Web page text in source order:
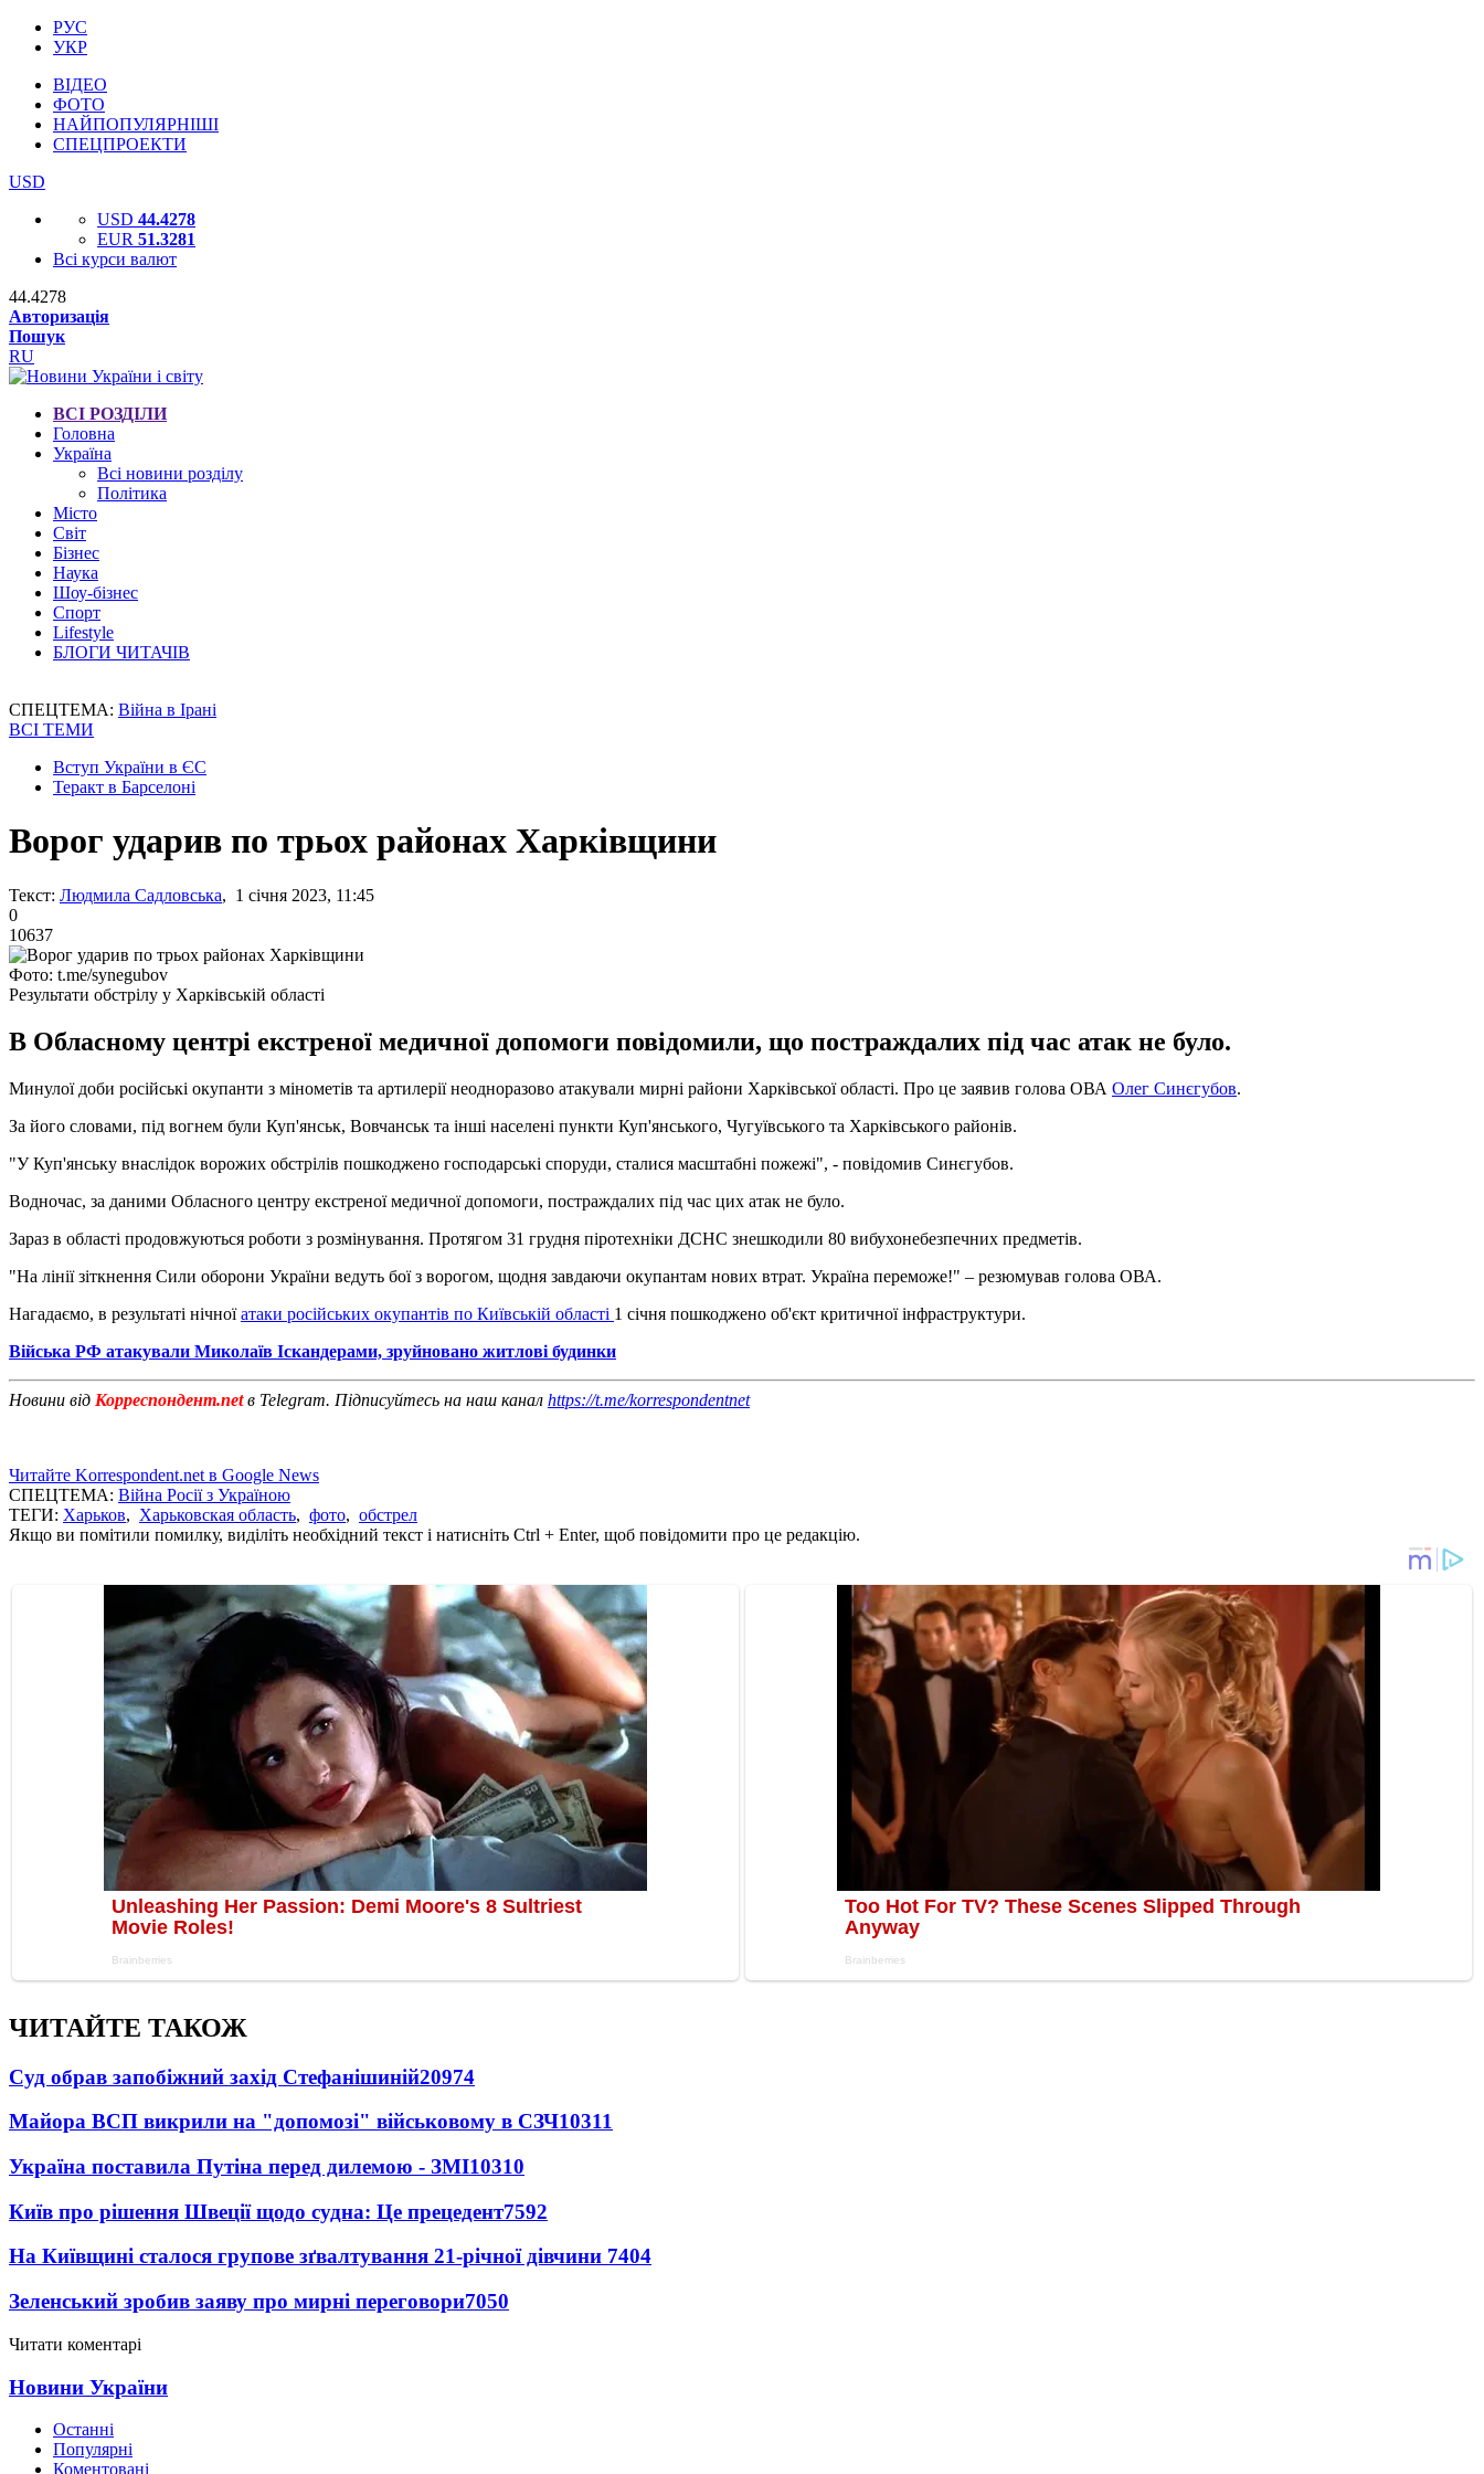
РУС
УКР
ВІДЕО
ФОТО
НАЙПОПУЛЯРНІШІ
СПЕЦПРОЕКТИ
USD
USD 44.4278
EUR 51.3281
Всі курси валют
44.4278
Авторизація
Пошук
RU
ВСІ РОЗДІЛИ
Головна
Україна
Всі новини розділу
Політика
Місто
Світ
Бізнес
Наука
Шоу-бізнес
Спорт
Lifestyle
БЛОГИ ЧИТАЧІВ
СПЕЦТЕМА: Війна в Ірані
ВСІ ТЕМИ
Вступ України в ЄС
Теракт в Барселоні
Ворог ударив по трьох районах Харківщини
Текст: Людмила Садловська, 1 січня 2023, 11:45
0
10637
Фото: t.me/synegubov
Результати обстрілу у Харківській області
В Обласному центрі екстреної медичної допомоги повідомили, що постраждалих під час атак не було.
Минулої доби російські окупанти з мінометів та артилерії неодноразово атакували мирні райони Харківської області. Про це заявив голова ОВА Олег Синєгубов.
За його словами, під вогнем були Куп'янськ, Вовчанськ та інші населені пункти Куп'янського, Чугуївського та Харківського районів.
"У Куп'янську внаслідок ворожих обстрілів пошкоджено господарські споруди, сталися масштабні пожежі", - повідомив Синєгубов.
Водночас, за даними Обласного центру екстреної медичної допомоги, постраждалих під час цих атак не було.
Зараз в області продовжуються роботи з розмінування. Протягом 31 грудня піротехніки ДСНС знешкодили 80 вибухонебезпечних предметів.
"На лінії зіткнення Сили оборони України ведуть бої з ворогом, щодня завдаючи окупантам нових втрат. Україна переможе!" – резюмував голова ОВА.
Нагадаємо, в результаті нічноїатаки російських окупантів по Київській області 1 січня пошкоджено об'єкт критичної інфраструктури.
Війська РФ атакували Миколаїв Іскандерами, зруйновано житлові будинки
Новини від Корреспондент.netв Telegram. Підписуйтесь на наш канал https://t.me/korrespondentnet
Читайте Korrespondent.net в Google News
СПЕЦТЕМА: Війна Росії з Україною
ТЕГИ: Харьков, Харьковская область, фото, обстрел
Якщо ви помітили помилку, виділіть необхідний текст і натисніть Ctrl + Enter, щоб повідомити про це редакцію.
ЧИТАЙТЕ ТАКОЖ
Суд обрав запобіжний захід Стефанішиній20974
Майора ВСП викрили на "допомозі" військовому в СЗЧ10311
Україна поставила Путіна перед дилемою - ЗМІ10310
Київ про рішення Швеції щодо судна: Це прецедент7592
На Київщині сталося групове зґвалтування 21-річної дівчини 7404
Зеленський зробив заяву про мирні переговори7050
Читати коментарі
Новини України
Останні
Популярні
Коментовані